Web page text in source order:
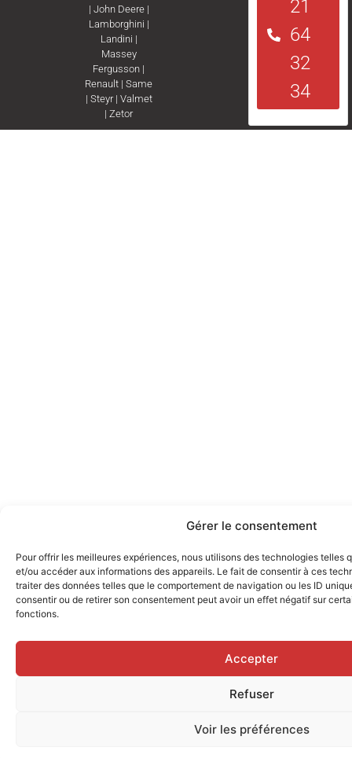
Gérer le consentement
Pour offrir les meilleures expériences, nous utilisons des technologies telles
et/ou accéder aux informations des appareils. Le fait de consentir à ces
traiter des données telles que le comportement de navigation ou les ID
consentir ou de retirer son consentement peut avoir un effet négatif sur
fonctions.
Accepter
Refuser
Voir les préférences
| John Deere|
Lamborghini |
Landini |
Massey
Fergusson |
Renault |Same
| Steyr| Valmet
|Zetor
21
64
32
34